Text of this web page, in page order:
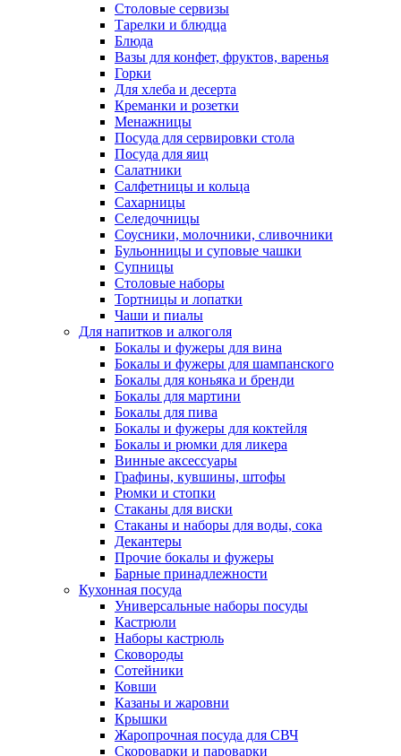
Столовые сервизы
Тарелки и блюдца
Блюда
Вазы для конфет, фруктов, варенья
Горки
Для хлеба и десерта
Креманки и розетки
Менажницы
Посуда для сервировки стола
Посуда для яиц
Салатники
Салфетницы и кольца
Сахарницы
Селедочницы
Соусники, молочники, сливочники
Бульонницы и суповые чашки
Супницы
Столовые наборы
Тортницы и лопатки
Чаши и пиалы
Для напитков и алкоголя
Бокалы и фужеры для вина
Бокалы и фужеры для шампанского
Бокалы для коньяка и бренди
Бокалы для мартини
Бокалы для пива
Бокалы и фужеры для коктейля
Бокалы и рюмки для ликера
Винные аксессуары
Графины, кувшины, штофы
Рюмки и стопки
Стаканы для виски
Стаканы и наборы для воды, сока
Декантеры
Прочие бокалы и фужеры
Барные принадлежности
Кухонная посуда
Универсальные наборы посуды
Кастрюли
Наборы кастрюль
Сковороды
Сотейники
Ковши
Казаны и жаровни
Крышки
Жаропрочная посуда для СВЧ
Скороварки и пароварки